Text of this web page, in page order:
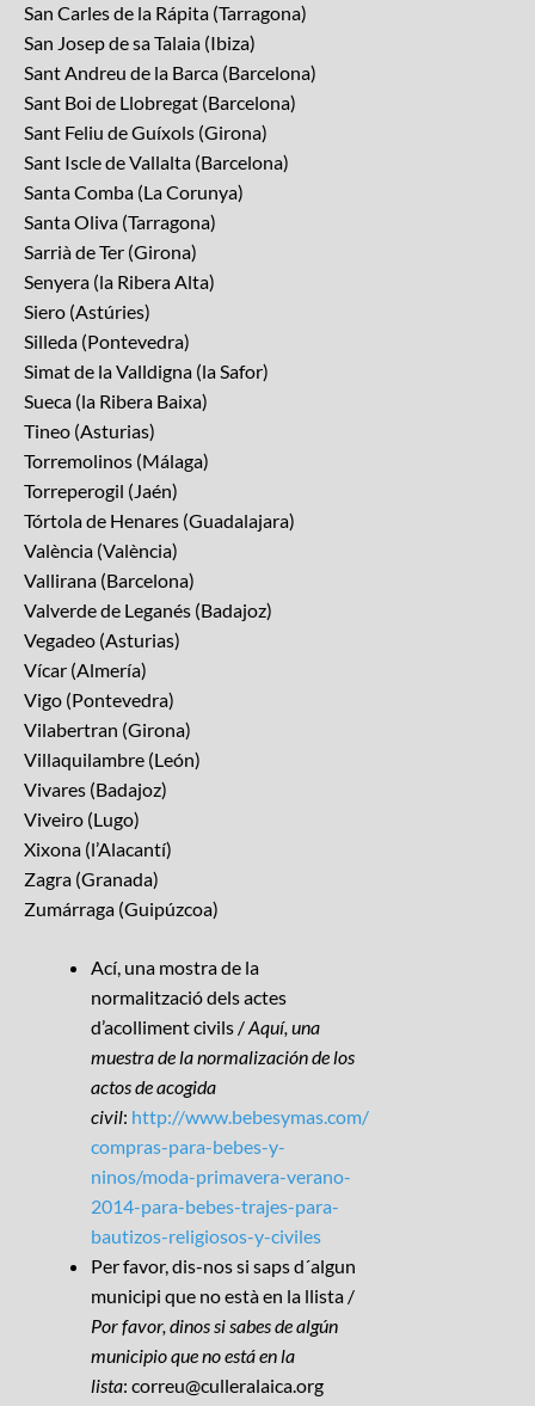
San Carles de la Rápita (Tarragona)
San Josep de sa Talaia (Ibiza)
Sant Andreu de la Barca (Barcelona)
Sant Boi de Llobregat (Barcelona)
Sant Feliu de Guíxols (Girona)
Sant Iscle de Vallalta (Barcelona)
Santa Comba (La Corunya)
Santa Oliva (Tarragona)
Sarrià de Ter (Girona)
Senyera (la Ribera Alta)
Siero (Astúries)
Silleda (Pontevedra)
Simat de la Valldigna (la Safor)
Sueca (la Ribera Baixa)
Tineo (Asturias)
Torremolinos (Málaga)
Torreperogil (Jaén)
Tórtola de Henares (Guadalajara)
València (València)
Vallirana (Barcelona)
Valverde de Leganés (Badajoz)
Vegadeo (Asturias)
Vícar (Almería)
Vigo (Pontevedra)
Vilabertran (Girona)
Villaquilambre (León)
Vivares (Badajoz)
Viveiro (Lugo)
Xixona (l’Alacantí)
Zagra (Granada)
Zumárraga (Guipúzcoa)
Ací, una mostra de la
normalització dels actes
d’acolliment civils /Aquí, una
muestra de la normalización de los
actos de acogida
civil: http://www.bebesymas.com/
compras-para-bebes-y-
ninos/moda-primavera-verano-
2014-para-bebes-trajes-para-
bautizos-religiosos-y-civiles
Per favor, dis-nos si saps d´algun
municipi que no està en la llista /
Por favor, dinos si sabes de algún
municipio que no está en la
lista: correu@culleralaica.org